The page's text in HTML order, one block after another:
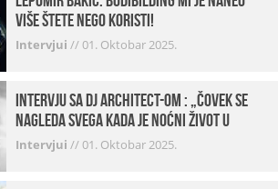
više štete nego koristi!
Intervjui //01. Oktobar 2025.
Intervju sa DJ Architect-om : „Čovek se
nagleda svega kada je noćni život u
pitanju. U klubovima najmanje vidim
Intervjui //01. Oktobar 2025.